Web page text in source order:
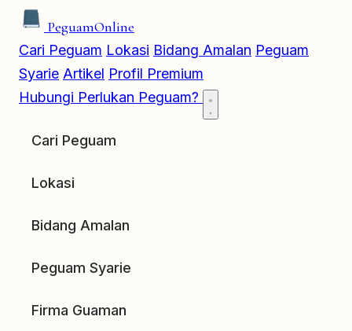
PeguamOnline
Cari Peguam Lokasi Bidang Amalan Peguam
Syarie Artikel Profil Premium
Hubungi Perlukan Peguam?
Cari Peguam
Lokasi
Bidang Amalan
Peguam Syarie
Firma Guaman